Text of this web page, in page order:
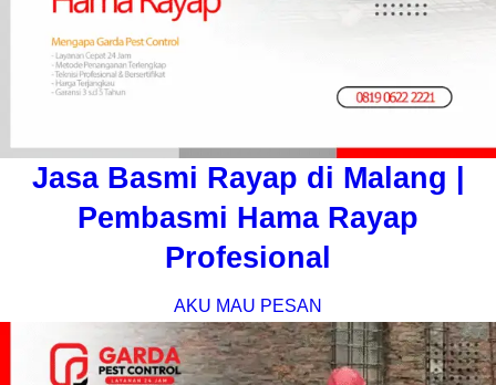
Jasa Basmi Rayap di Malang |
Pembasmi Hama Rayap
Profesional
AKU MAU PESAN